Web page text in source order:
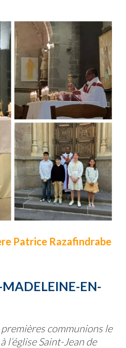
Patrice Razafindrabe
EN-
communions le
l’église Saint-Jean de